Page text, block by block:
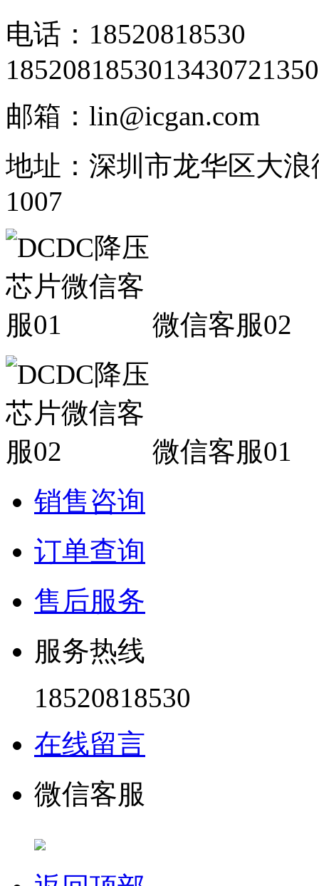
电话：18520818530
1852081853013430721350
邮箱：lin@icgan.com
地址：深圳市龙华区大
1007
微信客服02
微信客服01
销售咨询
订单查询
售后服务
服务热线
18520818530
在线留言
微信客服